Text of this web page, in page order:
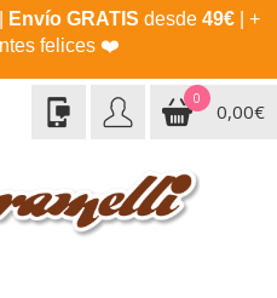
Envío GRATIS desde 49€| +
felices ❤️
0
0,00€